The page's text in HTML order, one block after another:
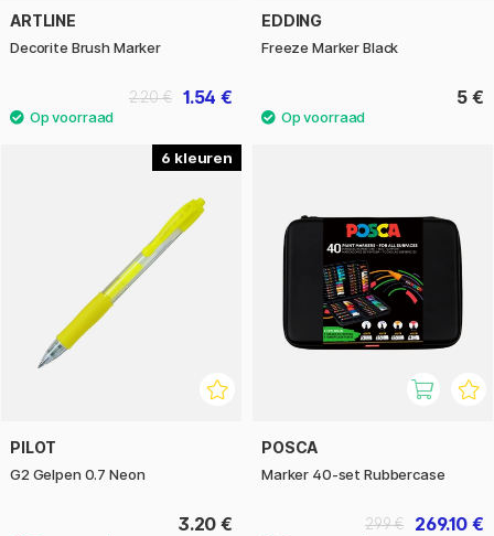
ARTLINE
Decorite Brush Marker
1.54 €
2.20 €
EDDING
Freeze Marker Black
5 €
6
PILOT
G2 Gelpen 0.7 Neon
3.20 €
POSCA
Marker 40-set Rubbercase
269.10 €
299 €